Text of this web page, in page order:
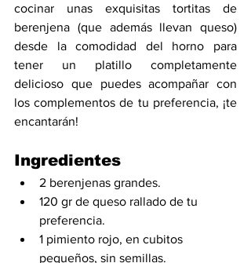
cocinar unas exquisitas tortitas de
berenjena (que además llevan queso)
desde la comodidad del horno para
tener un platillo completamente
delicioso que puedes acompañar con
los complementos de tu preferencia, ¡te
encantarán!
Ingredientes
2 berenjenas grandes.
120 gr de queso rallado de tu
preferencia.
1 pimiento rojo, en cubitos
pequeños, sin semillas.